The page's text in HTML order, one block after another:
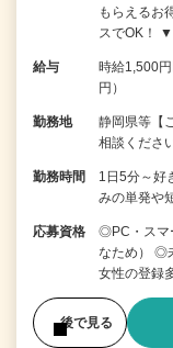
もらえるお
スでOK！
給与
時給1,500
円）
勤務地
静岡県等【
相談くださ
勤務時間
1日5分～好
みの単発や
応募資格
◎PC・スマ
なため） ◎
女性の登
後で見る